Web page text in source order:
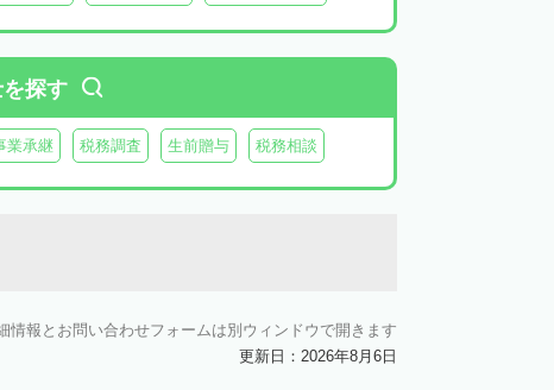
探す
業承継 税務調査 生前贈与 税務相談
情報とお問い合わせフォームは別ウィンドウで開きます
更新日：2026年8月6日